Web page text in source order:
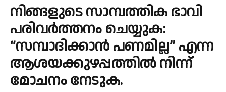
നിങ്ങളുടെ സാമ്പത്തിക ഭാവി
പരിവർത്തനം ചെയ്യുക:
“സമ്പാദിക്കാൻ പണമില്ല” എന്ന
ആശയക്കുഴപ്പത്തിൽ നിന്ന്
മോചനം നേടുക.